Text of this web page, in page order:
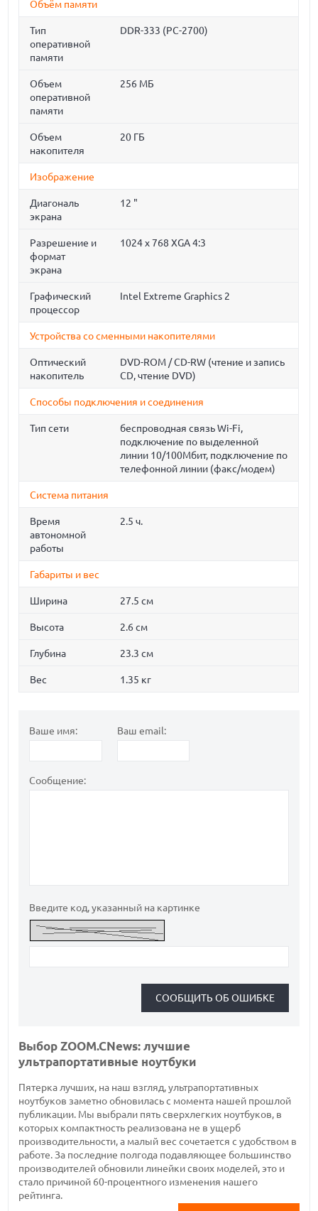
Объём памяти
Тип
оперативной
памяти
DDR-333 (PC-2700)
Объем
оперативной
памяти
256 МБ
Объем
накопителя
20 ГБ
Изображение
Диагональ
экрана
12 "
Разрешение и
формат
экрана
1024 x 768 XGA 4:3
Графический
процессор
Intel Extreme Graphics 2
Устройства со сменными накопителями
Оптический
накопитель
DVD-ROM / CD-RW (чтение и запись
CD, чтение DVD)
Способы подключения и соединения
Тип сети
беспроводная связь Wi-Fi,
подключение по выделенной
линии 10/100Мбит, подключение по
телефонной линии (факс/модем)
Система питания
Время
автономной
работы
2.5 ч.
Габариты и вес
Ширина 27.5 см
Высота 2.6 см
Глубина 23.3 см
Вес 1.35 кг
Ваше имя: Ваш email:
Сообщение:
Введите код, указанный на картинке
Выбор ZOOM.CNews: лучшие
ультрапортативные ноутбуки
Пятерка лучших, на наш взгляд, ультрапортативных
ноутбуков заметно обновилась с момента нашей прошлой
публикации. Мы выбрали пять сверхлегких ноутбуков, в
которых компактность реализована не в ущерб
производительности, а малый вес сочетается с удобством в
работе. За последние полгода подавляющее большинство
производителей обновили линейки своих моделей, это и
стало причиной 60-процентного изменения нашего
рейтинга.